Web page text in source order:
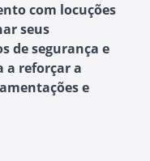
com locuções
seus
de segurança e
a reforçar a
e